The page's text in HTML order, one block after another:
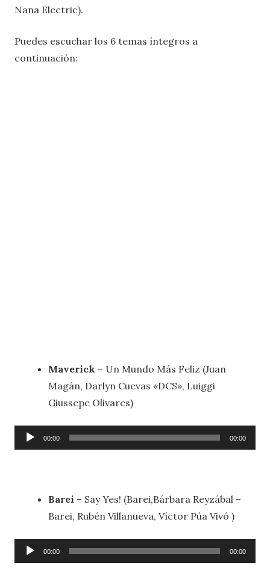
Nana Electric).
Puedes escuchar los 6 temas íntegros a
continuación:
Maverick – Un Mundo Más Feliz (Juan
Magán, Darlyn Cuevas «DCS», Luiggi
Giussepe Olivares)
Reproductor
de
00:00 00:00
Barei – Say Yes! (Barei,Bárbara Reyzábal –
Barei, Rubén Villanueva, Víctor Púa Vivó )
Reproductor
de
00:00 00:00